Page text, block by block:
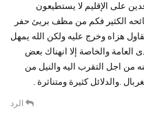
على الإقليم لا يستطيعون
الكثير فكم من مظف بريئ حفر
هزاه وخرج عليه ولكن الله يمهل
والخاصة إلا انهناك بعض
من اجل التقرب اليه والنيل من
.والدلائل كثيرة ومتناثرة .
الرد